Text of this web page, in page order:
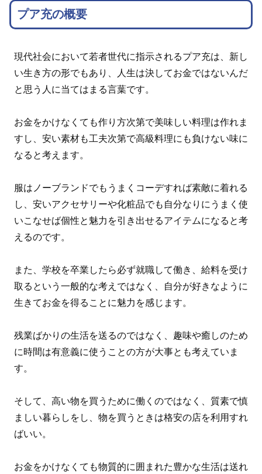
プア充の概要
現代社会において若者世代に指示されるプア充は、新し
い生き方の形でもあり、人生は決してお金ではないんだ
と思う人に当てはまる言葉です。
お金をかけなくても作り方次第で美味しい料理は作れま
すし、安い素材も工夫次第で高級料理にも負けない味に
なると考えます。
服はノーブランドでもうまくコーデすれば素敵に着れる
し、安いアクセサリーや化粧品でも自分なりにうまく使
いこなせば個性と魅力を引き出せるアイテムになると考
えるのです。
また、学校を卒業したら必ず就職して働き、給料を受け
取るという一般的な考えではなく、自分が好きなように
生きてお金を得ることに魅力を感じます。
残業ばかりの生活を送るのではなく、趣味や癒しのため
に時間は有意義に使うことの方が大事とも考えていま
す。
そして、高い物を買うために働くのではなく、質素で慎
ましい暮らしをし、物を買うときは格安の店を利用すれ
ばいい。
お金をかけなくても物質的に囲まれた豊かな生活は送れ